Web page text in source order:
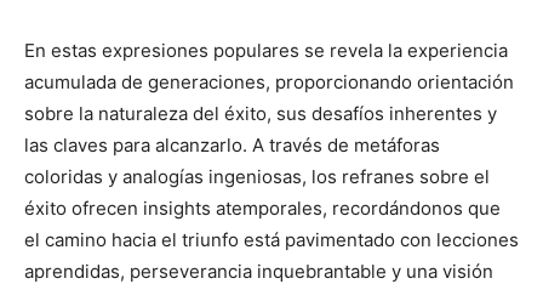
En estas expresiones populares se revela la experiencia
acumulada de generaciones, proporcionando orientación
sobre la naturaleza del éxito, sus desafíos inherentes y
las claves para alcanzarlo. A través de metáforas
coloridas y analogías ingeniosas, los refranes sobre el
éxito ofrecen insights atemporales, recordándonos que
el camino hacia el triunfo está pavimentado con lecciones
aprendidas, perseverancia inquebrantable y una visión